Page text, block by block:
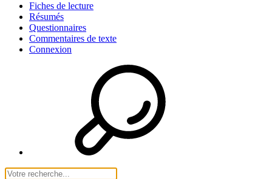
Fiches de lecture
Résumés
Questionnaires
Commentaires de texte
Connexion